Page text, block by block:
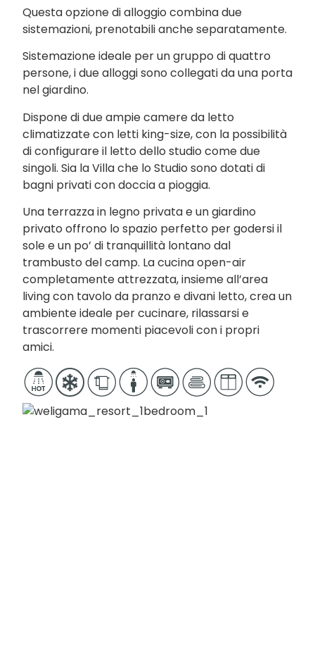
Questa opzione di alloggio combina due
sistemazioni, prenotabili anche separatamente.
Sistemazione ideale per un gruppo di quattro
persone, i due alloggi sono collegati da una porta
nel giardino.
Dispone di due ampie camere da letto
climatizzate con letti king-size, con la possibilità
di configurare il letto dello studio come due
singoli. Sia la Villa che lo Studio sono dotati di
bagni privati con doccia a pioggia.
Una terrazza in legno privata e un giardino
privato offrono lo spazio perfetto per godersi il
sole e un po’ di tranquillità lontano dal
trambusto del camp. La cucina open-air
completamente attrezzata, insieme all’area
living con tavolo da pranzo e divani letto, crea un
ambiente ideale per cucinare, rilassarsi e
trascorrere momenti piacevoli con i propri
amici.